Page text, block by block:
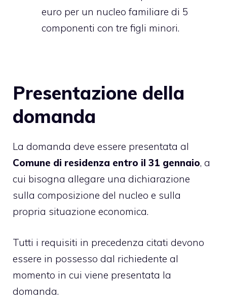
euro per un nucleo familiare di 5
componenti con tre figli minori.
Presentazione della
domanda
La domanda deve essere presentata al
Comune di residenza entro il 31 gennaio, a
cui bisogna allegare una dichiarazione
sulla composizione del nucleo e sulla
propria situazione economica.
Tutti i requisiti in precedenza citati devono
essere in possesso dal richiedente al
momento in cui viene presentata la
domanda.